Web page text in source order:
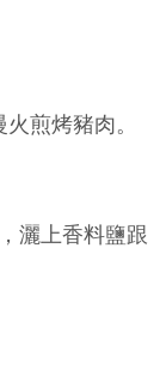
煎烤豬肉。
灑上香料鹽跟